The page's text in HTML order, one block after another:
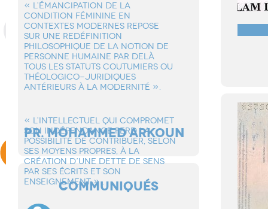
« L’éMANCIPATION DE LA
CONDITION FéMININE EN
CONTEXTES MODERNES REPOSE
SUR UNE REDéFINITION
PHILOSOPHIQUE DE LA NOTION DE
PERSONNE HUMAINE PAR DELà
TOUS LES STATUTS COUTUMIERS OU
THéOLOGICO-JURIDIQUES
ANTéRIEURS à LA MODERNITé ».
« L’INTELLECTUEL QUI COMPROMET
SON INDéPENDANCE PERD LA
POSSIBILITé DE CONTRIBUER, SELON
SES MOYENS PROPRES, à LA
CRéATION D’UNE DETTE DE SENS
PAR SES éCRITS ET SON
ENSEIGNEMENT » .
PR. MOHAMMED ARKOUN
COMMUNIQUÉS